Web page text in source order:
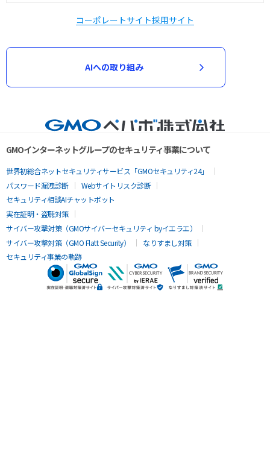
コーポレートサイト採用サイト
AIへの取り組み
GMOインターネットグループのセキュリティ事業について
世界初総合ネットセキュリティサービス「GMOセキュリティ24」
パスワード漏洩診断
Webサイトリスク診断
セキュリティ相談AIチャットボット
実在証明・盗聴対策
サイバー攻撃対策（GMOサイバーセキュリティ byイエラエ）
サイバー攻撃対策（GMO Flatt Security）
なりすまし対策
セキュリティ事業の軌跡